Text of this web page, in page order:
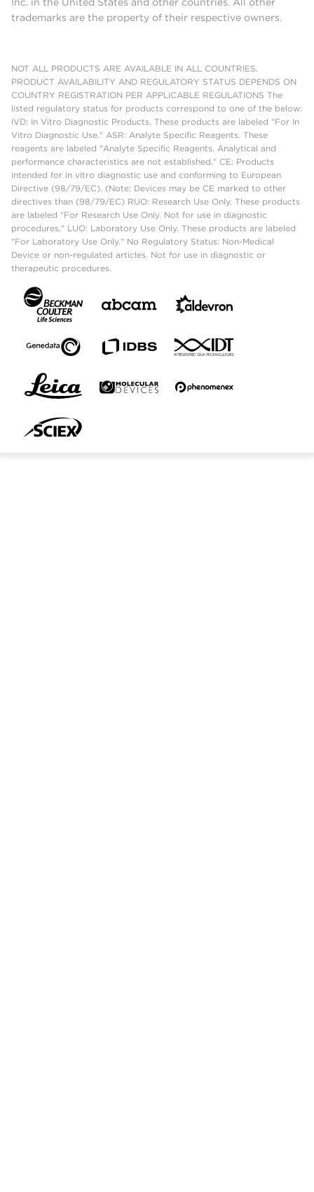
Inc. in the United States and other countries. All other
trademarks are the property of their respective owners.
NOT ALL PRODUCTS ARE AVAILABLE IN ALL COUNTRIES.
PRODUCT AVAILABILITY AND REGULATORY STATUS DEPENDS ON
COUNTRY REGISTRATION PER APPLICABLE REGULATIONS The
listed regulatory status for products correspond to one of the below:
IVD: In Vitro Diagnostic Products. These products are labeled "For In
Vitro Diagnostic Use." ASR: Analyte Specific Reagents. These
reagents are labeled "Analyte Specific Reagents. Analytical and
performance characteristics are not established." CE: Products
intended for in vitro diagnostic use and conforming to European
Directive (98/79/EC). (Note: Devices may be CE marked to other
directives than (98/79/EC) RUO: Research Use Only. These products
are labeled "For Research Use Only. Not for use in diagnostic
procedures." LUO: Laboratory Use Only. These products are labeled
"For Laboratory Use Only." No Regulatory Status: Non-Medical
Device or non-regulated articles. Not for use in diagnostic or
therapeutic procedures.